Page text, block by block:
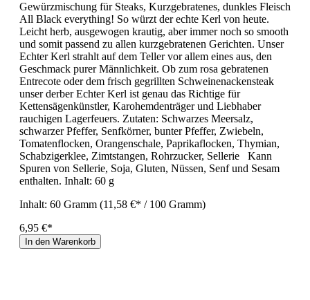
Gewürzmischung für Steaks, Kurzgebratenes, dunkles Fleisch
All Black everything! So würzt der echte Kerl von heute.
Leicht herb, ausgewogen krautig, aber immer noch so smooth
und somit passend zu allen kurzgebratenen Gerichten. Unser
Echter Kerl strahlt auf dem Teller vor allem eines aus, den
Geschmack purer Männlichkeit. Ob zum rosa gebratenen
Entrecote oder dem frisch gegrillten Schweinenackensteak
unser derber Echter Kerl ist genau das Richtige für
Kettensägenkünstler, Karohemdenträger und Liebhaber
rauchigen Lagerfeuers. Zutaten: Schwarzes Meersalz,
schwarzer Pfeffer, Senfkörner, bunter Pfeffer, Zwiebeln,
Tomatenflocken, Orangenschale, Paprikaflocken, Thymian,
Schabzigerklee, Zimtstangen, Rohrzucker, Sellerie Kann
Spuren von Sellerie, Soja, Gluten, Nüssen, Senf und Sesam
enthalten. Inhalt: 60 g
Inhalt: 60 Gramm (11,58 €* / 100 Gramm)
6,95 €*
In den Warenkorb